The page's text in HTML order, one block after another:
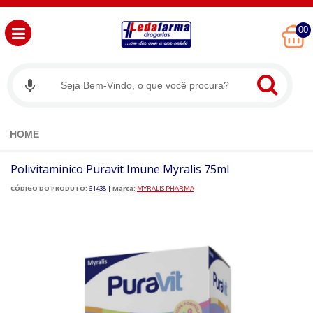
00
HOME
Polivitaminico Puravit Imune Myralis 75ml
CÓDIGO DO PRODUTO: 61438 | Marca: MYRALIS PHARMA